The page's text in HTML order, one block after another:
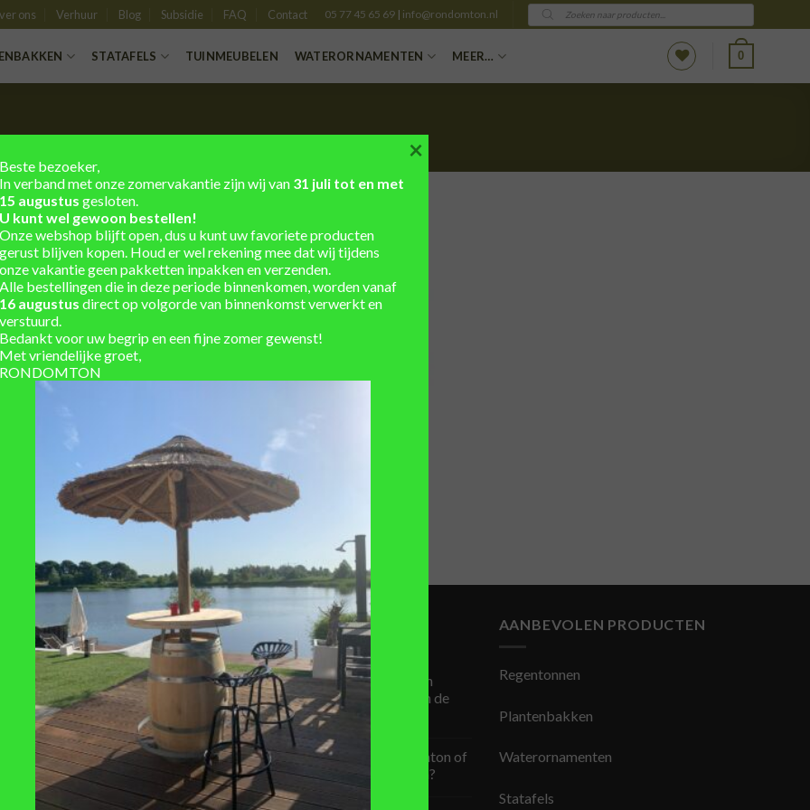
ons Verhuur Blog Subsidie FAQ Contact 05 77 45 65 69 | info@rondomton.nl
Producten
zoeken
STATAFELS TUINMEUBELEN WATERORNAMENTEN MEER… 0
TOEVOEGEN
AAN
VERLANGLIJST
168 ltr antraciet
TOEVOEGEN
VERLANGLIJST
KUNSTSTOF
Harcostar regenton 168 ltr groen
€79,50
LAATSTE BLOGS
Waarom het opvangen van
regenwater essentieel is in de
huidige tijden
Waarom een houten regenton of
kunststof regenton kopen?
AANBEVOLEN PRODUCTEN
Regentonnen
Plantenbakken
Waterornamenten
Statafels
Beste bezoeker,
In verband met onze zomervakantie zijn wij van 31 juli tot en met
15 augustus gesloten.
U kunt wel gewoon bestellen!
Onze webshop blijft open, dus u kunt uw favoriete producten
gerust blijven kopen. Houd er wel rekening mee dat wij tijdens
onze vakantie geen pakketten inpakken en verzenden.
Alle bestellingen die in deze periode binnenkomen, worden vanaf
16 augustus direct op volgorde van binnenkomst verwerkt en
verstuurd.
Bedankt voor uw begrip en een fijne zomer gewenst!
Met vriendelijke groet,
RONDOMTON
×